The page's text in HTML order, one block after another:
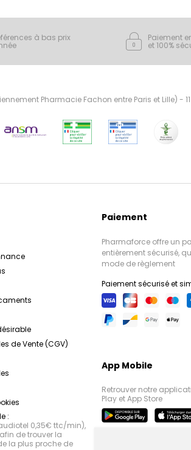
à bas prix Paiement
et 100%
Pharmacie Fachon entre Paris et Lille) -
de Vente (CGV)
:
0,35€ ttc/min),
de trouver la
la plus proche de
Paiement
Pharmaforce offre un
entièrement sécurisé,
mode de règlement
Paiement sécurisé et
App Mobile
Retrouver notre
Play et App Store